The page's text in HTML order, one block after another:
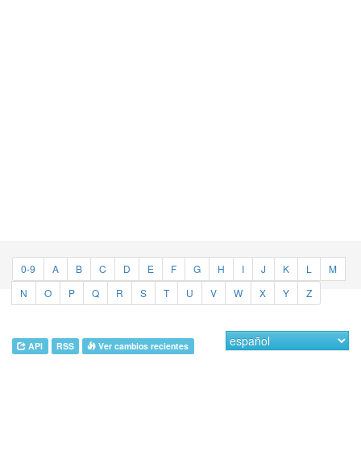
0-9 A B C D E F G H I J K L
M
N
O P Q R S T U V W X Y Z
API RSS Ver cambios recientes